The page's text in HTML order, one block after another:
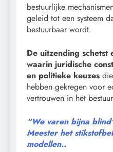
bestuurlijke
geleid tot een systeem
bestuurbaar wordt.
De uitzending schetst
waarin juridische
en politieke keuzes
hebben gekregen voor
vertrouwen in het
“We varen bijna
Meester het
modellen..